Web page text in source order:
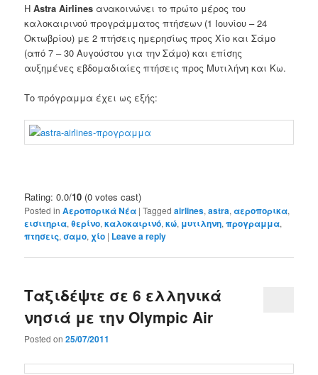
ΗAstra Airlines ανακοινώνει το πρώτο μέρος του
καλοκαιρινού προγράμματος πτήσεων (1 Ιουνίου – 24
Οκτωβρίου) με 2 πτήσεις ημερησίως προς Χίο και Σάμο
(από 7 – 30 Αυγούστου για την Σάμο) και επίσης
αυξημένες εβδομαδιαίες πτήσεις προς Μυτιλήνη και Κω.
Το πρόγραμμα έχει ως εξής:
Rating: 0.0/10 (0 votes cast)
Posted in Αεροπορικά Νέα |Tagged airlines,astra,αεροπορικα,
εισιτηρια,θερίνο,καλοκαιρινό,κώ, μυτιληνη,προγραμμα,
πτησεις,σαμο, χίο | Leave a reply
Ταξιδέψτε σε 6 ελληνικά
νησιά με την Olympic Air
Posted on25/07/2011